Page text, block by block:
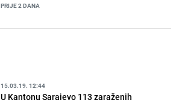
PRIJE 2 DANA
15.03.19. 12:44
U Kantonu Sarajevo 113 zaraženih